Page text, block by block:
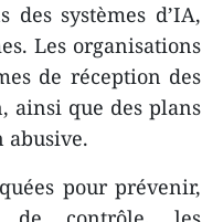
systèmes d’IA,
Les organisations
de réception des
ainsi que des plans
abusive.
pour prévenir,